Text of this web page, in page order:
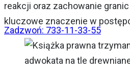
Zadzwoń: 733-11-33-55
reakcji oraz zachowanie
kluczowe znaczenie w